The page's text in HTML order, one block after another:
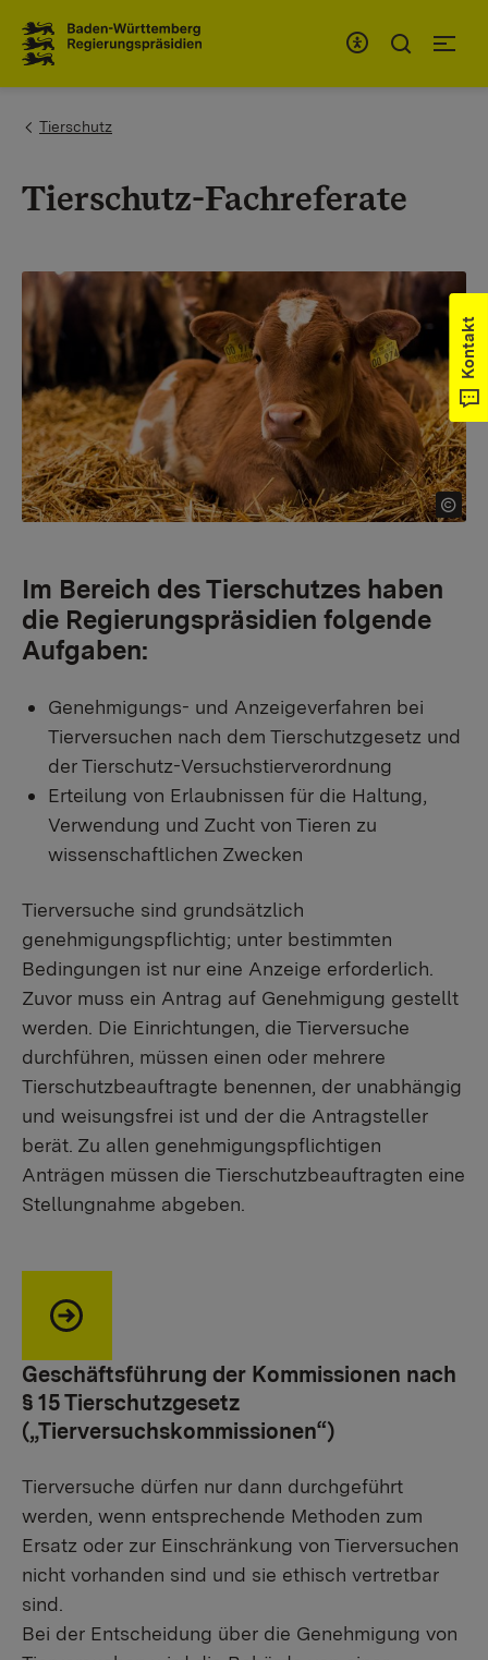
You are here:
Tierschutz
Tierschutz-Fachreferate
Im Bereich des Tierschutzes haben
die Regierungspräsidien folgende
Aufgaben:
Genehmigungs- und Anzeigeverfahren bei
Tierversuchen nach dem Tierschutzgesetz und
der Tierschutz-Versuchstierverordnung
Erteilung von Erlaubnissen für die Haltung,
Verwendung und Zucht von Tieren zu
wissenschaftlichen Zwecken
Tierversuche sind grundsätzlich
genehmigungspflichtig; unter bestimmten
Bedingungen ist nur eine Anzeige erforderlich.
Zuvor muss ein Antrag auf Genehmigung gestellt
werden. Die Einrichtungen, die Tierversuche
durchführen, müssen einen oder mehrere
Tierschutzbeauftragte benennen, der unabhängig
und weisungsfrei ist und der die Antragsteller
berät. Zu allen genehmigungspflichtigen
Anträgen müssen die Tierschutzbeauftragten eine
Stellungnahme abgeben.
Geschäftsführung der Kommissionen nach
§ 15 Tierschutzgesetz
(„Tierversuchskommissionen“)
Tierversuche dürfen nur dann durchgeführt
werden, wenn entsprechende Methoden zum
Ersatz oder zur Einschränkung von Tierversuchen
nicht vorhanden sind und sie ethisch vertretbar
sind.
Bei der Entscheidung über die Genehmigung von
Kontakt